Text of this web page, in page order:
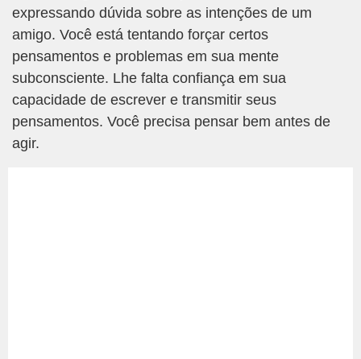
expressando dúvida sobre as intenções de um
amigo. Você está tentando forçar certos
pensamentos e problemas em sua mente
subconsciente. Lhe falta confiança em sua
capacidade de escrever e transmitir seus
pensamentos. Você precisa pensar bem antes de
agir.